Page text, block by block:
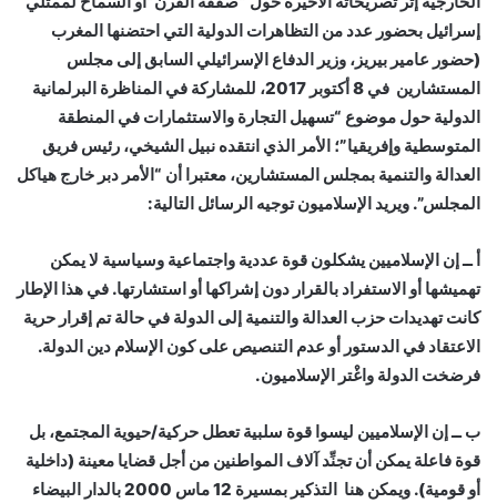
إسرائيل بحضور عدد من التظاهرات الدولية التي احتضنها المغرب
(حضور عامير بيريز، وزير الدفاع الإسرائيلي السابق إلى مجلس
المستشارين في 8 أكتوبر 2017، للمشاركة في المناظرة البرلمانية
الدولية حول موضوع “تسهيل التجارة والاستثمارات في المنطقة
المتوسطية وإفريقيا”؛ الأمر الذي انتقده نبيل الشيخي، رئيس فريق
العدالة والتنمية بمجلس المستشارين، معتبرا أن “الأمر دبر خارج هياكل
المجلس”. ويريد الإسلاميون توجيه الرسائل التالية:
أ ــإن الإسلاميين يشكلون قوة عددية واجتماعية وسياسية لا يمكن
تهميشها أو الاستفراد بالقرار دون إشراكها أو استشارتها. في هذا الإطار
كانت تهديدات حزب العدالة والتنمية إلى الدولة في حالة تم إقرار حرية
الاعتقاد في الدستور أو عدم التنصيص على كون الإسلام دين الدولة.
فرضخت الدولة واغْتر الإسلاميون.
ب ــإن الإسلاميين ليسوا قوة سلبية تعطل حركية/حيوية المجتمع، بل
قوة فاعلة يمكن أن تجنِّد آلاف المواطنين من أجل قضايا معينة (داخلية
أو قومية). ويمكن هنا التذكير بمسيرة 12 ماس 2000 بالدار البيضاء